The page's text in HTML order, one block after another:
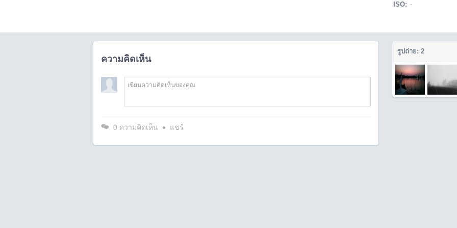
ISO: -
ความคิดเห็น
0 ความคิดเห็น แชร์
รูปถ่าย: 2